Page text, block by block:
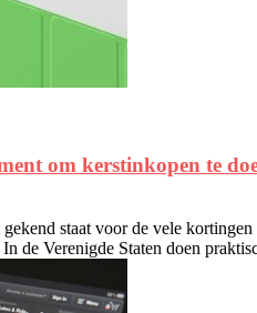
om kerstinkopen te
staat voor de vele
de Verenigde Staten doen